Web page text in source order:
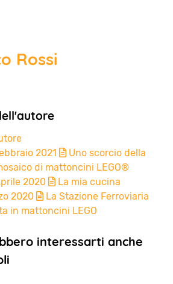
Rossi
2021
Uno scorcio della
di mattoncini LEGO®
2020
La mia cucina
2020
La Stazione Ferroviaria
in mattoncini LEGO
interessarti anche